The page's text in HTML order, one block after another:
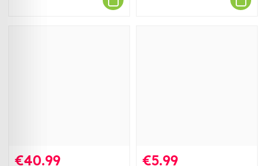
€40.99 €5.99